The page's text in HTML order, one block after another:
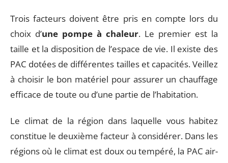
Trois facteurs doivent être pris en compte lors du
choix d’une pompe à chaleur. Le premier est la
taille et la disposition de l’espace de vie. Il existe des
PAC dotées de différentes tailles et capacités. Veillez
à choisir le bon matériel pour assurer un chauffage
efficace de toute ou d’une partie de l’habitation.
Le climat de la région dans laquelle vous habitez
constitue le deuxième facteur à considérer. Dans les
régions où le climat est doux ou tempéré, la PAC air-